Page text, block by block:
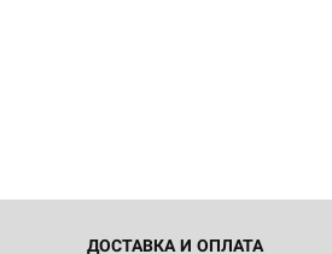
ДОСТАВКА И ОПЛАТА